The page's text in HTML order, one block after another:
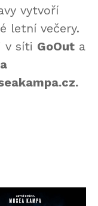
vytvoří
letní večery.
v síti GoOut a